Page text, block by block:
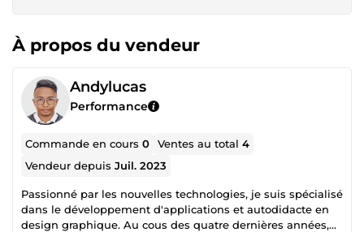
À propos du vendeur
Andylucas
Performance
Commande en cours0 Ventes au total4
Vendeur depuisJuil. 2023
Passionné par les nouvelles technologies, je suis spécialisé
dans le développement d'applications et autodidacte en
design graphique. Au cous des quatre dernières années,